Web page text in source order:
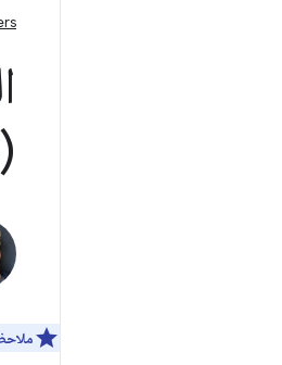
(Chrome 74)